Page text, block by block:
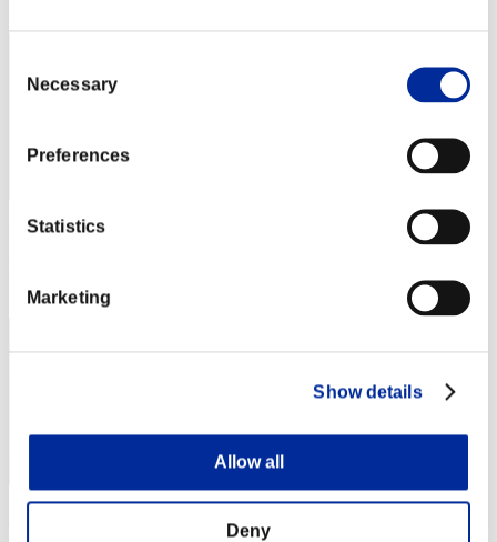
Selection
Necessary
Preferences
Statistics
Marketing
Show details
Allow all
Deny
Puntos: -
43